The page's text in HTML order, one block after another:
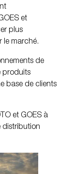
et
plus
le marché.
de
produits
base de clients
et GOES à
distribution